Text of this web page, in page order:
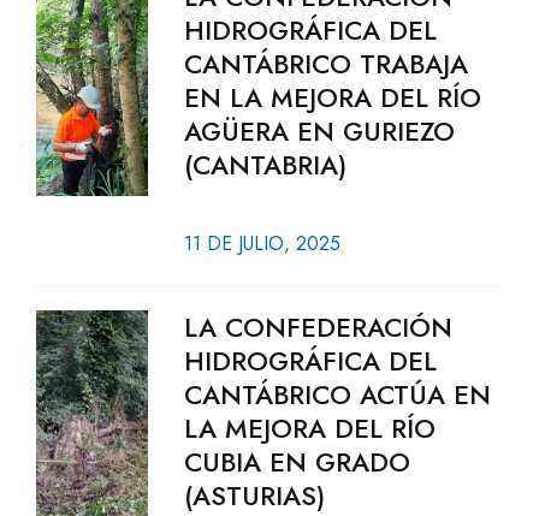
HIDROGRÁFICA DEL
CANTÁBRICO TRABAJA
EN LA MEJORA DEL RÍO
AGÜERA EN GURIEZO
(CANTABRIA)
11 DE JULIO, 2025
LA CONFEDERACIÓN
HIDROGRÁFICA DEL
CANTÁBRICO ACTÚA EN
LA MEJORA DEL RÍO
CUBIA EN GRADO
(ASTURIAS)